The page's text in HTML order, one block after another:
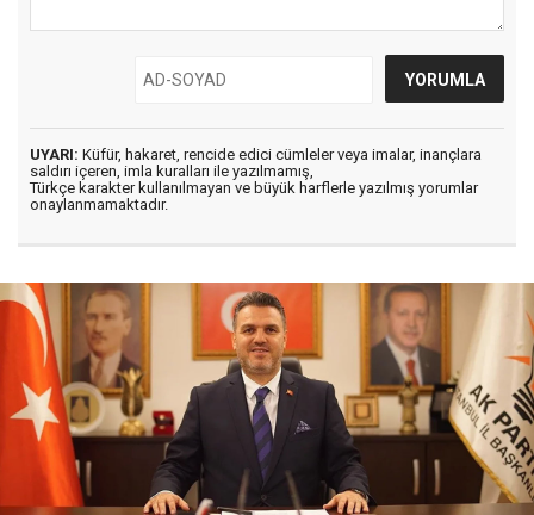
UYARI: Küfür, hakaret, rencide edici cümleler veya imalar, inançlara
saldırı içeren, imla kuralları ile yazılmamış,
Türkçe karakter kullanılmayan ve büyük harflerle yazılmış yorumlar
onaylanmamaktadır.